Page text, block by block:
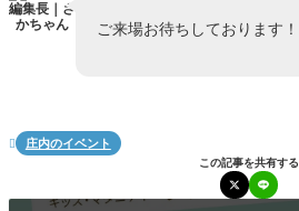
編集長｜さ
かちゃん
ご来場お待ちしております！
 庄内のイベント
この記事を共有する